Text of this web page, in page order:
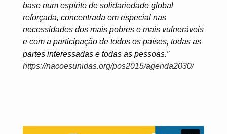
base num espírito de solidariedade global
reforçada, concentrada em especial nas
necessidades dos mais pobres e mais vulneráveis
e com a participação de todos os países, todas as
partes interessadas e todas as pessoas.”
https://nacoesunidas.org/pos2015/agenda2030/